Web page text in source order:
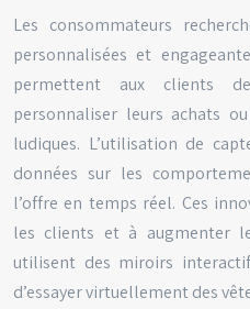
Les consommateurs
personnalisées et
permettent aux clients
personnaliser leurs achats
ludiques. L’utilisation de
données sur les
l’offre en temps réel. Ces
les clients et à augmenter
utilisent des miroirs
d’essayer virtuellement des